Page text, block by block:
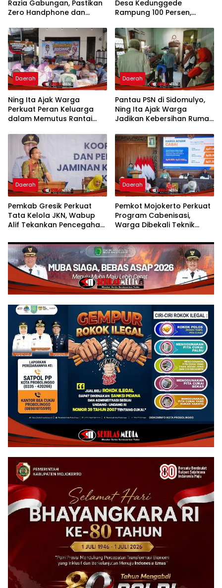
Razia Gabungan, Pastikan
Zero Handphone dan
Desa Kedunggede
Rampung 100 Persen,
Dongkrak Aktivitas Warga
Daerah
Ning Ita Ajak Warga
Perkuat Peran Keluarga
dalam Memutus Rantai
Daerah
Pantau PSN di Sidomulyo,
Ning Ita Ajak Warga
Jadikan Kebersihan Rumah
Sehat
Daerah
Pemkab Gresik Perkuat
Tata Kelola JKN, Wabup
Alif Tekankan Pencegahan
Daerah
Pemkot Mojokerto Perkuat
Program Cabenisasi,
Warga Dibekali Teknik
Peluang Usaha